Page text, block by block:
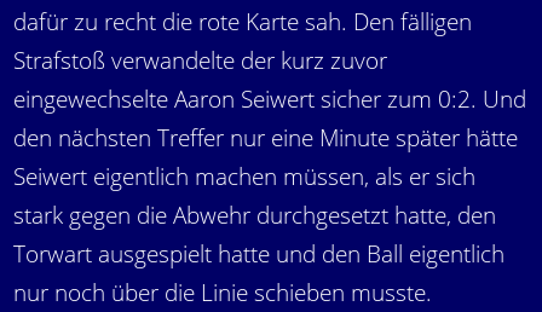
dafür zu recht die rote Karte sah. Den fälligen
Strafstoß verwandelte der kurz zuvor
eingewechselte Aaron Seiwert sicher zum 0:2. Und
den nächsten Treffer nur eine Minute später hätte
Seiwert eigentlich machen müssen, als er sich
stark gegen die Abwehr durchgesetzt hatte, den
Torwart ausgespielt hatte und den Ball eigentlich
nur noch über die Linie schieben musste.